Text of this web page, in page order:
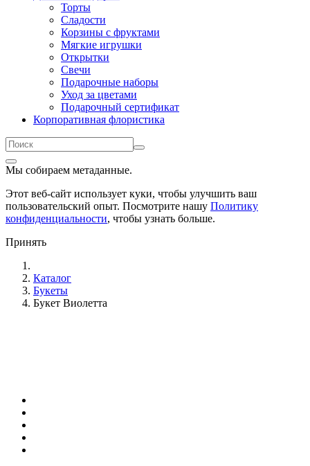
Торты
Сладости
Корзины с фруктами
Мягкие игрушки
Открытки
Свечи
Подарочные наборы
Уход за цветами
Подарочный сертификат
Корпоративная флористика
Мы собираем метаданные.
Этот веб-сайт использует куки, чтобы улучшить ваш
пользовательский опыт. Посмотрите нашу Политику
конфиденциальности, чтобы узнать больше.
Принять
Каталог
Букеты
Букет Виолетта